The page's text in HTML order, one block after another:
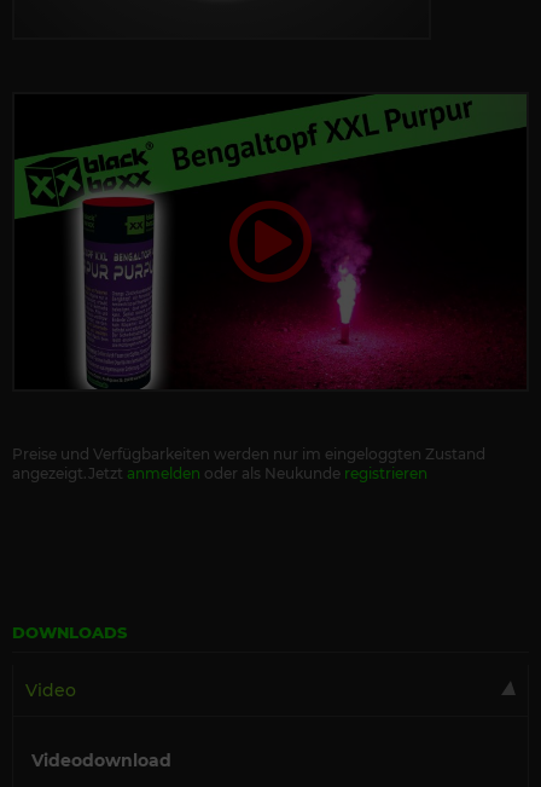
Preise und Verfügbarkeiten werden nur im eingeloggten Zustand
angezeigt.Jetzt anmelden oder als Neukunde registrieren
DOWNLOADS
Video
Videodownload